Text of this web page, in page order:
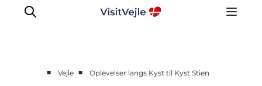
■ Vejle ■ Oplevelser langs Kyst til Kyst Stien